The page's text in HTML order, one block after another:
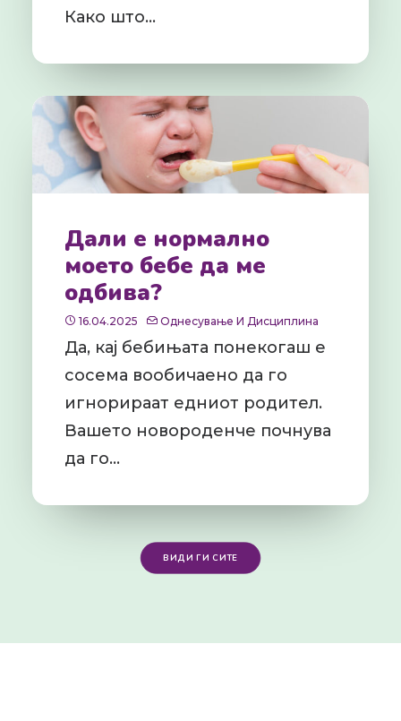
Како што…
Дали е нормално
моето бебе да ме
одбива?
16.04.2025 Однесување И Дисциплина
Да, кај бебињата понекогаш е
сосема вообичаено да го
игнорираат едниот родител.
Вашето новороденче почнува
да го…
ВИДИ ГИ СИТЕ